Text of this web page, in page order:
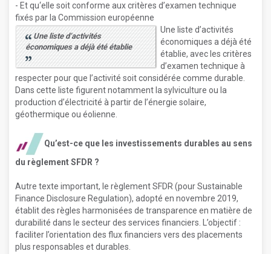
- Et qu‘elle soit conforme aux critères d’examen technique
fixés par la Commission européenne
Une liste d’activités
économiques a déjà été établie
Une liste d’activités
économiques a déjà été
établie, avec les critères
d’examen technique à
respecter pour que l’activité soit considérée comme durable.
Dans cette liste figurent notamment la sylviculture ou la
production d’électricité à partir de l’énergie solaire,
géothermique ou éolienne.
Qu’est-ce que les investissements durables au sens
du règlement SFDR ?
Autre texte important, le règlement SFDR (pour Sustainable
Finance Disclosure Regulation), adopté en novembre 2019,
établit des règles harmonisées de transparence en matière de
durabilité dans le secteur des services financiers. L’objectif :
faciliter l’orientation des flux financiers vers des placements
plus responsables et durables.